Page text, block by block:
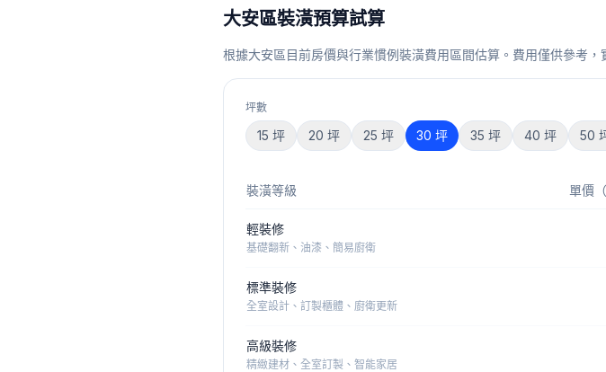
大安區裝潢預算試算
根據大安區目前房價與行業慣例裝潢費用區間估算。費用僅供參考，
坪數
15 坪 20 坪 25 坪 30 坪 35 坪 40 坪 50
裝潢等級 單價
輕裝修
基礎翻新、油漆、簡易廚衛
標準裝修
全室設計、訂製櫃體、廚衛更新
高級裝修
精緻建材、全室訂製、智能家居